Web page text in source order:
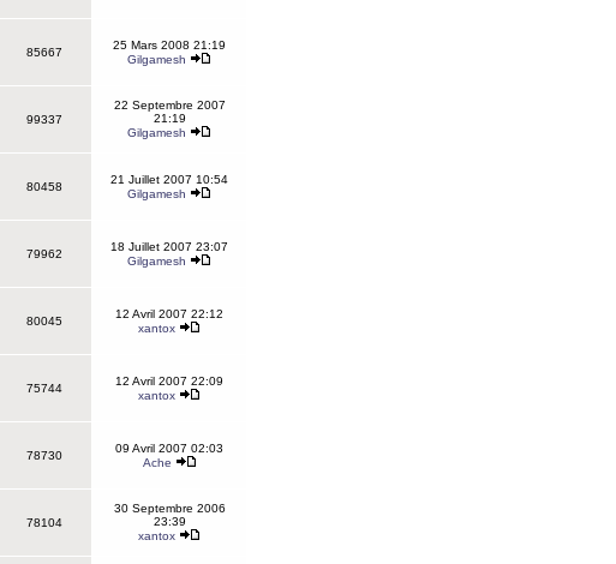
85667
25 Mars 2008 21:19
Gilgamesh
99337
22 Septembre 2007
21:19
Gilgamesh
80458
21 Juillet 2007 10:54
Gilgamesh
79962
18 Juillet 2007 23:07
Gilgamesh
80045
12 Avril 2007 22:12
xantox
75744
12 Avril 2007 22:09
xantox
78730
09 Avril 2007 02:03
Ache
78104
30 Septembre 2006
23:39
xantox